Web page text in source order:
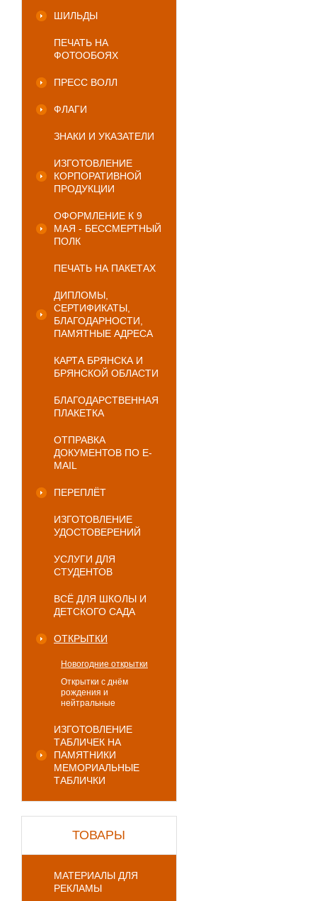
ШИЛЬДЫ
ПЕЧАТЬ НА
ФОТООБОЯХ
ПРЕСС ВОЛЛ
ФЛАГИ
ЗНАКИ И УКАЗАТЕЛИ
ИЗГОТОВЛЕНИЕ
КОРПОРАТИВНОЙ
ПРОДУКЦИИ
ОФОРМЛЕНИЕ К 9
МАЯ - БЕССМЕРТНЫЙ
ПОЛК
ПЕЧАТЬ НА ПАКЕТАХ
ДИПЛОМЫ,
СЕРТИФИКАТЫ,
БЛАГОДАРНОСТИ,
ПАМЯТНЫЕ АДРЕСА
КАРТА БРЯНСКА И
БРЯНСКОЙ ОБЛАСТИ
БЛАГОДАРСТВЕННАЯ
ПЛАКЕТКА
ОТПРАВКА
ДОКУМЕНТОВ ПО E-
MAIL
ПЕРЕПЛЁТ
ИЗГОТОВЛЕНИЕ
УДОСТОВЕРЕНИЙ
УСЛУГИ ДЛЯ
СТУДЕНТОВ
ВСЁ ДЛЯ ШКОЛЫ И
ДЕТСКОГО САДА
ОТКРЫТКИ
Новогодние открытки
Открытки с днём
рождения и
нейтральные
ИЗГОТОВЛЕНИЕ
ТАБЛИЧЕК НА
ПАМЯТНИКИ
МЕМОРИАЛЬНЫЕ
ТАБЛИЧКИ
ТОВАРЫ
МАТЕРИАЛЫ ДЛЯ
РЕКЛАМЫ